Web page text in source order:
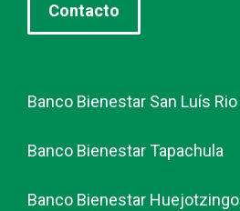
Contacto
Banco Bienestar San Luís
Banco Bienestar Tapachula
Banco Bienestar Huejotzingo